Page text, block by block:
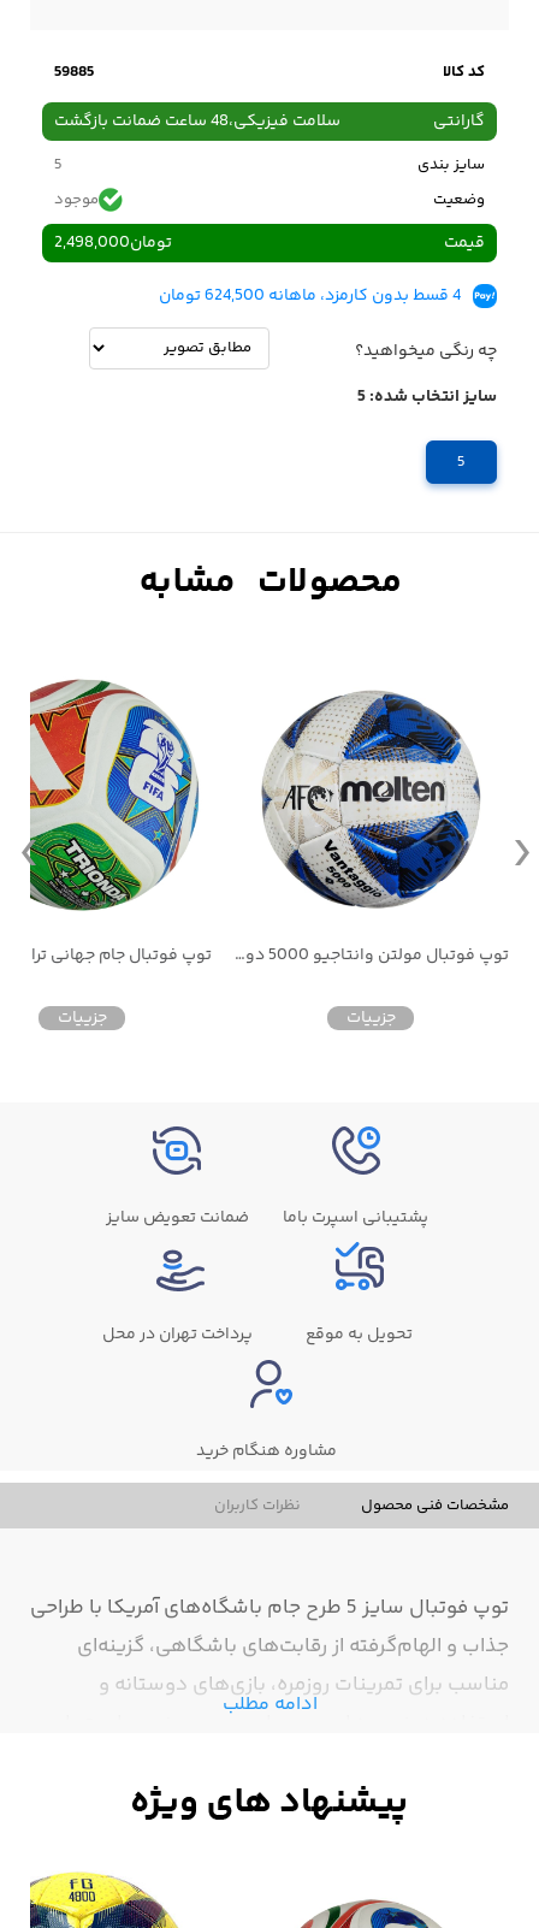
کد کالا 59885
گارانتی سلامت فیزیکی،48 ساعت ضمانت بازگشت
سایز بندی
5
وضعیت
موجود
قیمت 2,498,000تومان
4 قسط بدون کارمزد، ماهانه 624,500 تومان
چه رنگی میخواهید؟
سایز انتخاب شده:5
5
توپ فوتبال مولتن وانتاجیو 5000 دوختی
جزییات
توپ فوتبال جام جهانی ترایوندا
جزییات
پشتیبانی اسپرت باما ضمانت تعویض سایز
تحویل به موقع پرداخت تهران در محل
مشاوره هنگام خرید
مشخصات فنی محصول نظرات کاربران
توپ فوتبال سایز 5 طرح جام باشگاه‌های آمریکا با طراحی
جذاب و الهام‌گرفته از رقابت‌های باشگاهی، گزینه‌ای
مناسب برای تمرینات روزمره، بازی‌های دوستانه و
استفاده در زمین‌های چمن طبیعی و مصنوعی است. این
مناسب، گردش مطلوب و ضربات دقیق پشتیبانی
و بزرگسالان مناسب کرده است. طراحی حرفه‌ای و
رنگ‌بندی جذاب نیز باعث شده علاوه بر استفاده ورزشی،
ادامه مطلب